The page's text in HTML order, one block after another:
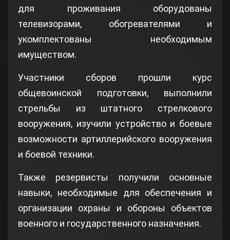
для проживания оборудованы
телевизорами, обогревателями и
укомплектованы необходимым
имуществом.
Участники сборов прошли курс
общевоинской подготовки, выполнили
стрельбы из штатного стрелкового
вооружения, изучили устройство и боевые
возможности артиллерийского вооружения
и боевой техники.
Также резервисты получили основные
навыки, необходимые для обеспечения и
организации охраны и обороны объектов
военного и государственного назначения.